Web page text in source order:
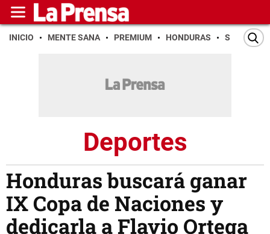
INICIO MENTE SANA PREMIUM HONDURAS SAN PEDRO
Deportes
Honduras buscará ganar
IX Copa de Naciones y
dedicarla a Flavio Ortega